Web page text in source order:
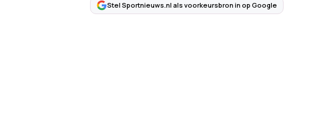
Stel Sportnieuws.nl als voorkeursbron in op Google